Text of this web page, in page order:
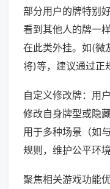
部分用户的牌特别
看到其他人的牌一
在此类外挂。如(微
将)等，建议通过正
自定义修改牌：用
修改自身牌型或隐
用于多种场景（如
规则，维护公平环境
聚焦相关游戏功能